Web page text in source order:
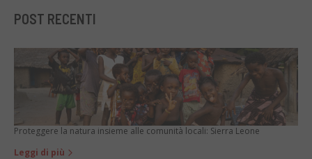
POST RECENTI
Proteggere la natura insieme alle comunità locali: Sierra Leone
Leggi di più